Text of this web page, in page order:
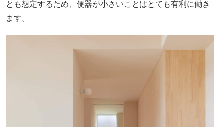
とも想定するため、便器が小さいことはとても有利に働き
ます。